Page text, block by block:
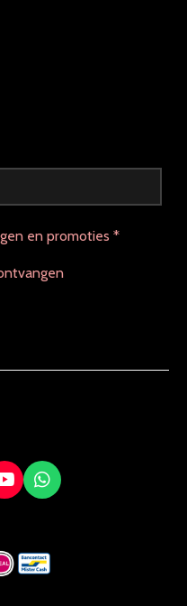
en promoties *
Y
o
u
b
W
h
s
A